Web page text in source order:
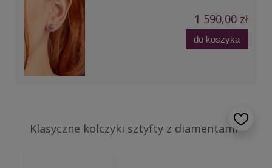
1 590,00 zł
do koszyka
Klasyczne kolczyki sztyfty z diamentami